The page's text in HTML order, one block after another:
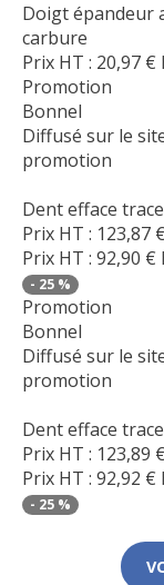
Doigt épandeur
carbure
Prix HT : 20,97 €
Promotion
Bonnel
Diffusé sur le
promotion
Dent efface
Prix HT : 123,87 €
Prix HT : 92,90 €
- 25 %
Promotion
Bonnel
Diffusé sur le
promotion
Dent efface
Prix HT : 123,89 €
Prix HT : 92,92 €
- 25 %